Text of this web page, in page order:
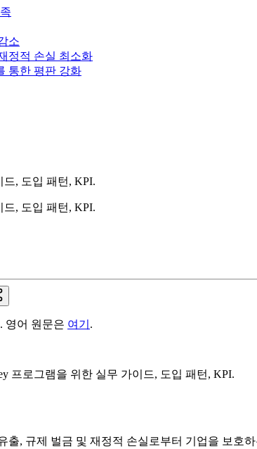
소
정적 손실 최소화
통한 평판 강화
드, 도입 패턴, KPI.
드, 도입 패턴, KPI.
영어 원문은 여기 .
프로그램을 위한 실무 가이드, 도입 패턴, KPI.
출, 규제 벌금 및 재정적 손실로부터 기업을 보호